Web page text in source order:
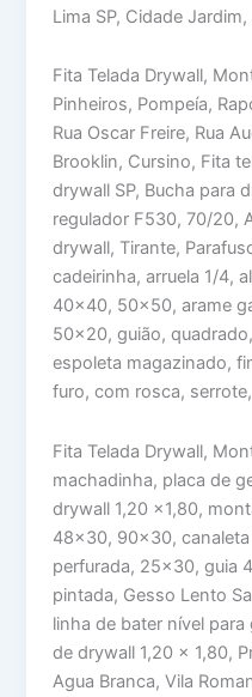
Lima SP, Cidade
Fita Telada Drywall,
Pinheiros, Pompeía,
Rua Oscar Freire, Rua
Brooklin, Cursino, Fita
drywall SP, Bucha para
regulador F530, 70/20,
drywall, Tirante,
cadeirinha, arruela 1/4,
40×40, 50×50, arame
50×20, guião,
espoleta magazinado,
furo, com rosca,
Fita Telada Drywall,
machadinha, placa de
drywall 1,20 x1,80,
48×30, 90×30,
perfurada, 25×30, guia
pintada, Gesso Lento
linha de bater nível para
de drywall 1,20 x 1,80,
Agua Branca, Vila